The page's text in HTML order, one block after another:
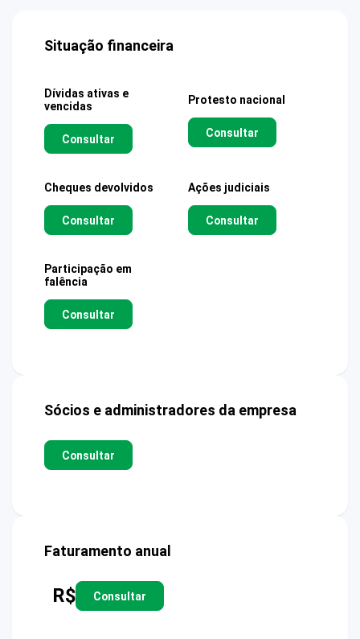
Situação financeira
Dívidas ativas e
vencidas
Consultar
Protesto nacional
Consultar
Cheques devolvidos
Consultar
Ações judiciais
Consultar
Participação em
falência
Consultar
Sócios e administradores da empresa
Consultar
Faturamento anual
R$ Consultar